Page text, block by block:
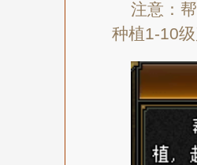
注意：
种植1-10